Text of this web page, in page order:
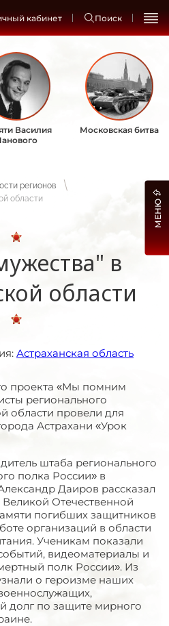
кабинет Поиск
Василия
Московская битва
регионов
области
в
области
Астраханская область
проекта «Мы помним
регионального
области провели для
Астрахани «Урок
штаба регионального
полка России» в
Даиров рассказал
Отечественной
погибших защитников
организаций в области
Ученикам показали
видеоматериалы и
полк России». Из
о героизме наших
долг по защите мирного
МЕНЮ